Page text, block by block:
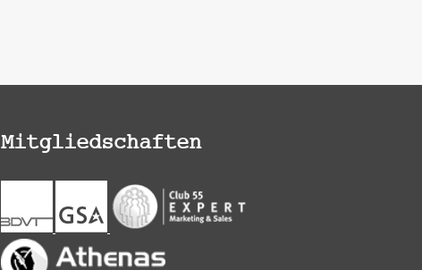
Mitgliedschaften